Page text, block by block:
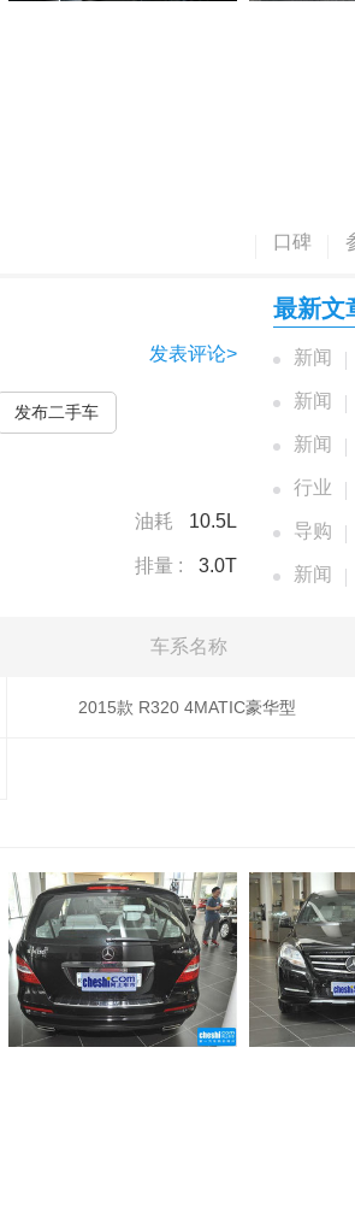
口碑
发表评论>
发布二手车
油耗 10.5L
排量 : 3.0T
最新文
新闻
新闻
新闻
行业
导购
新闻
车系名称
2015款 R320 4MATIC豪华型